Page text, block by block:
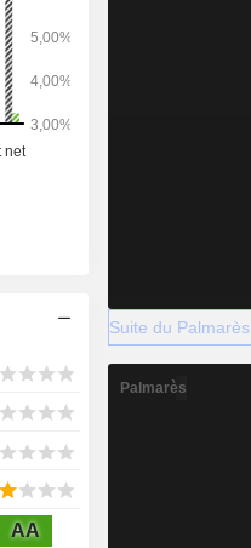
AA
Suite du Palmarès
Palmarès